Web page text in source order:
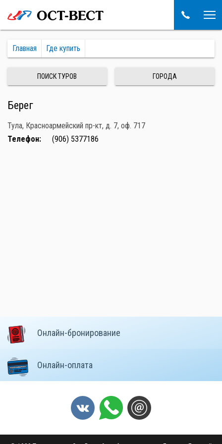
Главная Где купить
ПОИСК ТУРОВ ГОРОДА
Берег
Тула, Красноармейский пр-кт, д. 7, оф. 717
Телефон:
(906) 5377186
Онлайн-бронирование
Онлайн-оплата